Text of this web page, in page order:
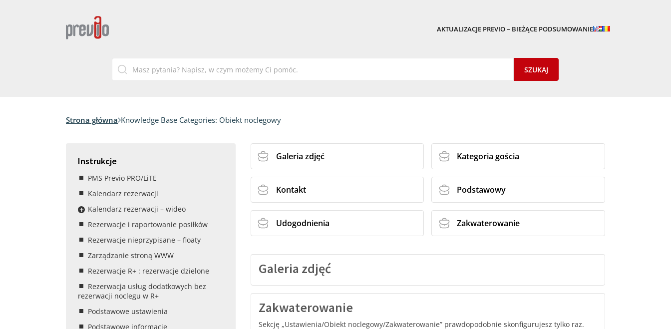
AKTUALIZACJE PREVIO – BIEŻĄCE PODSUMOWANIE
Strona główna Knowledge Base Categories: Obiekt noclegowy
Instrukcje
PMS Previo PRO/LiTE
Kalendarz rezerwacji
Kalendarz rezerwacji – wideo
Rezerwacje i raportowanie posiłków
Rezerwacje nieprzypisane – floaty
Zarządzanie stroną WWW
Rezerwacje R+ : rezerwacje dzielone
Rezerwacja usług dodatkowych bez
rezerwacji noclegu w R+
Podstawowe ustawienia
Podstawowe informacje
Galeria zdjęć Kategoria gościa
Kontakt Podstawowy
Udogodnienia Zakwaterowanie
Galeria zdjęć
Zakwaterowanie
Sekcję „Ustawienia/Obiekt noclegowy/Zakwaterowanie” prawdopodobnie skonfigurujesz tylko raz.